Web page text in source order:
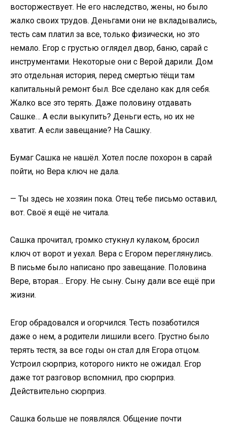
восторжествует. Не его наследство, жены, но было
жалко своих трудов. Деньгами они не вкладывались,
тесть сам платил за все, только физически, но это
немало. Егор с грустью оглядел двор, баню, сарай с
инструментами. Некоторые они с Верой дарили. Дом
это отдельная история, перед смертью тёщи там
капитальный ремонт был. Все сделано как для себя.
Жалко все это терять. Даже половину отдавать
Сашке… А если выкупить? Деньги есть, но их не
хватит. А если завещание? На Сашку.
Бумаг Сашка не нашёл. Хотел после похорон в сарай
пойти, но Вера ключ не дала.
— Ты здесь не хозяин пока. Отец тебе письмо оставил,
вот. Своё я ещё не читала.
Сашка прочитал, громко стукнул кулаком, бросил
ключ от ворот и уехал. Вера с Егором переглянулись.
В письме было написано про завещание. Половина
Вере, вторая… Егору. Не сыну. Сыну дали все ещё при
жизни.
Егор обрадовался и огорчился. Тесть позаботился
даже о нем, а родители лишили всего. Грустно было
терять тестя, за все годы он стал для Егора отцом.
Устроил сюрприз, которого никто не ожидал. Егор
даже тот разговор вспомнил, про сюрприз.
Действительно сюрприз.
Сашка больше не появлялся. Общение почти